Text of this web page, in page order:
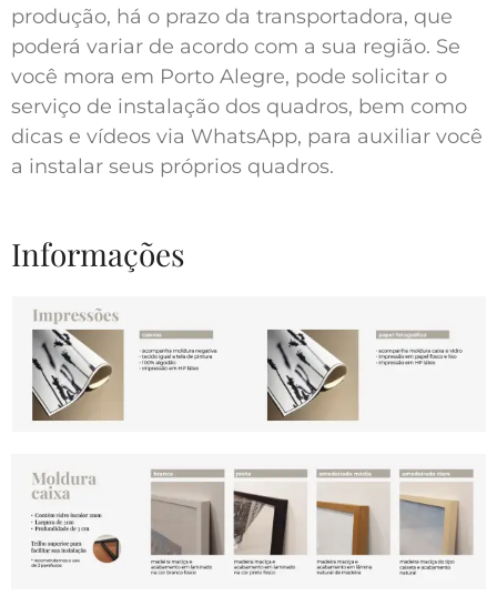
produção, há o prazo da transportadora, que
poderá variar de acordo com a sua região. Se
você mora em Porto Alegre, pode solicitar o
serviço de instalação dos quadros, bem como
dicas e vídeos via WhatsApp, para auxiliar você
a instalar seus próprios quadros.
Informações